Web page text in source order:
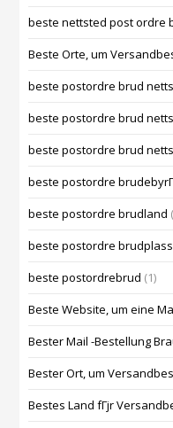
beste nettsted post ordre
Beste Orte, um
beste postordre brud
beste postordre brud
beste postordre brud
beste postordre
beste postordre brudland
beste postordre
beste postordrebrud (1)
Beste Website, um eine
Bester Mail -Bestellung
Bester Ort, um
Bestes Land fГјr